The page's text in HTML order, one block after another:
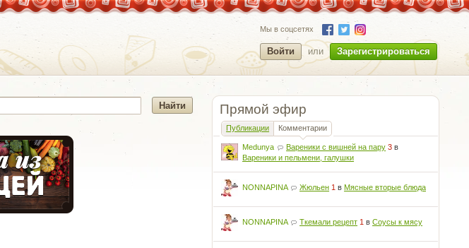
Мы в соцсетях
Войти или Зарегистрироваться
Прямой эфир
Публикации Комментарии
Medunya Вареники с вишней на пару 3 в
Вареники и пельмени, галушки
NONNAPINA Жюльен 1 вМясные вторые блюда
NONNAPINA Ткемали рецепт 1 вСоусы к мясу